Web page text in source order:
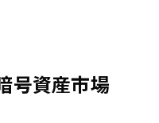
号資産市場